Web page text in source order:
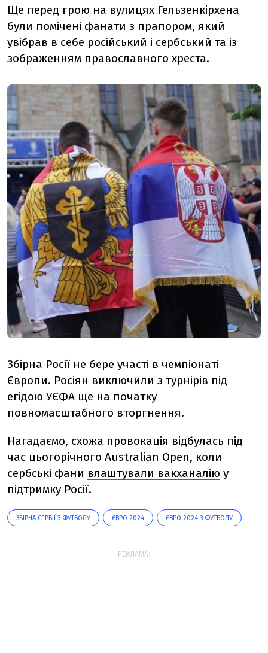
Ще перед грою на вулицях Гельзенкірхена
були помічені фанати з прапором, який
увібрав в себе російський і сербський та із
зображенням православного хреста.
Збірна Росії не бере участі в чемпіонаті
Європи. Росіян виключили з турнірів під
егідою УЄФА ще на початку
повномасштабного вторгнення.
Нагадаємо, схожа провокація відбулась під
час цьогорічного Australian Open, коли
сербські фани влаштували вакханалію у
підтримку Росії.
ЗБІРНА СЕРБІЇ З ФУТБОЛУ ЄВРО-2024 ЄВРО-2024 З ФУТБОЛУ
РЕКЛАМА: